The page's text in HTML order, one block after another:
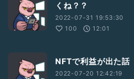
くね？？
2022-07-31 19:53:30
100
12:01
NFTで利益が出た話
2022-07-20 12:42:19